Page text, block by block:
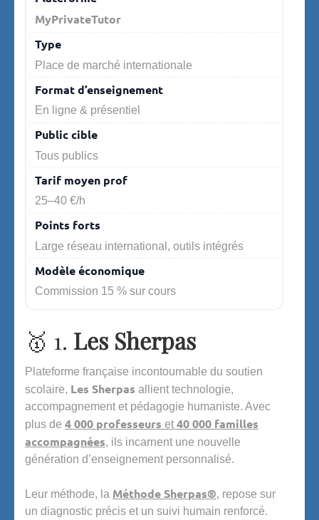
MyPrivateTutor
Place de marché internationale
En ligne & présentiel
Tous publics
25–40 €/h
Large réseau international, outils intégrés
Commission 15 % sur cours
🥇 1. Les Sherpas
Plateforme française incontournable du soutien
scolaire, Les Sherpas allient technologie,
accompagnement et pédagogie humaniste. Avec
plus de 4 000 professeurs et 40 000 familles
accompagnées, ils incarnent une nouvelle
génération d’enseignement personnalisé.
Leur méthode, la Méthode Sherpas®, repose sur
un diagnostic précis et un suivi humain renforcé.